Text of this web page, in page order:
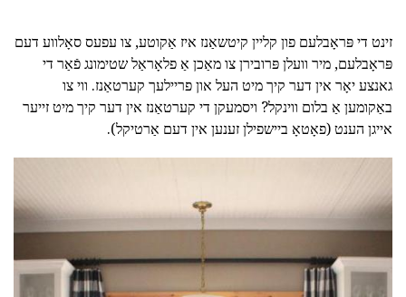
זינט די פּראָבלעם פון קליין קיטשאַנז איז אַקוטע, צו עפעס סאָלווע דעם
פּראָבלעם, מיר וועלן פּרובירן צו מאַכן אַ פלאָראַל שטימונג פֿאַר די
גאנצע יאָר אין דער קיך מיט העל און פריילעך קערטאַנז. ווי צו
באַקומען אַ בלום ווינקל? ויסמעקן די קערטאַנז אין דער קיך מיט זייער
אייגן הענט (פאָטאָ ביישפילן זענען אין דעם אַרטיקל).